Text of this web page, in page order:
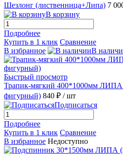
Шезлонг (лиственница+Липа) 7
В корзину
Подробнее
Купить в 1 клик Сравнение
В избранное
В
Быстрый просмотр
Трапик-мягкий 400*1000мм ЛИПА
фигурный) 840 ₽ / шт
Подписаться
Подробнее
Купить в 1 клик Сравнение
В избранное Недоступно